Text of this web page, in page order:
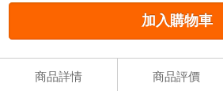
加入購物車
商品詳情 商品評價